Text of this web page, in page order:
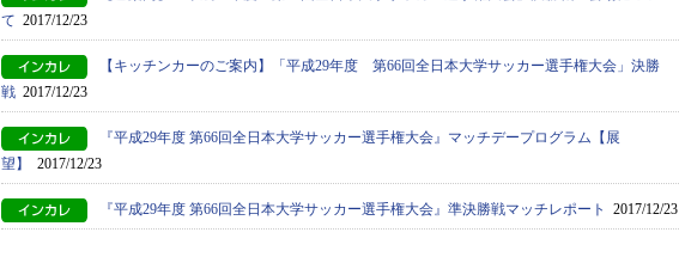
て 2017/12/23
【キッチンカーのご案内】「平成29年度 第66回全日本大学サッカー選手権大会」決勝
戦 2017/12/23
『平成29年度 第66回全日本大学サッカー選手権大会』マッチデープログラム【展
望】
2017/12/23
『平成29年度 第66回全日本大学サッカー選手権大会』準決勝戦マッチレポート 2017/12/23